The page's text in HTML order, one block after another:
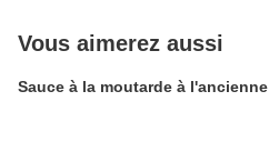
Vous aimerez aussi
Sauce à la moutarde à l'ancienne